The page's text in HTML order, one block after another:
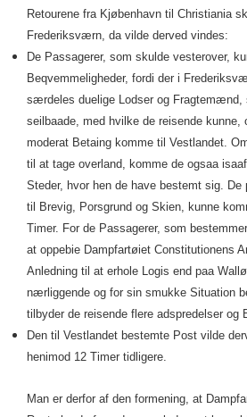
Retourene fra Kjøbenhavn til Christiania
Frederiksværn, da vilde derved vindes:
De Passagerer, som skulde vesterover,
Beqvemmeligheder, fordi der i
særdeles duelige Lodser og
seilbaade, med hvilke de reisende
moderat Betaing komme til Vestlandet.
til at tage overland, komme de ogsaa
Steder, hvor hen de have bestemt sig. De
til Brevig, Porsgrund og Skien, kunne
Timer. For de Passagerer, som
at oppebie Dampfartøiet Constitutionens
Anledning til at erhole Logis end paa
nærliggende og for sin smukke Situation
tilbyder de reisende flere adspredelser og
Den til Vestlandet bestemte Post vilde
henimod 12 Timer tidligere.
Man er derfor af den formening, at